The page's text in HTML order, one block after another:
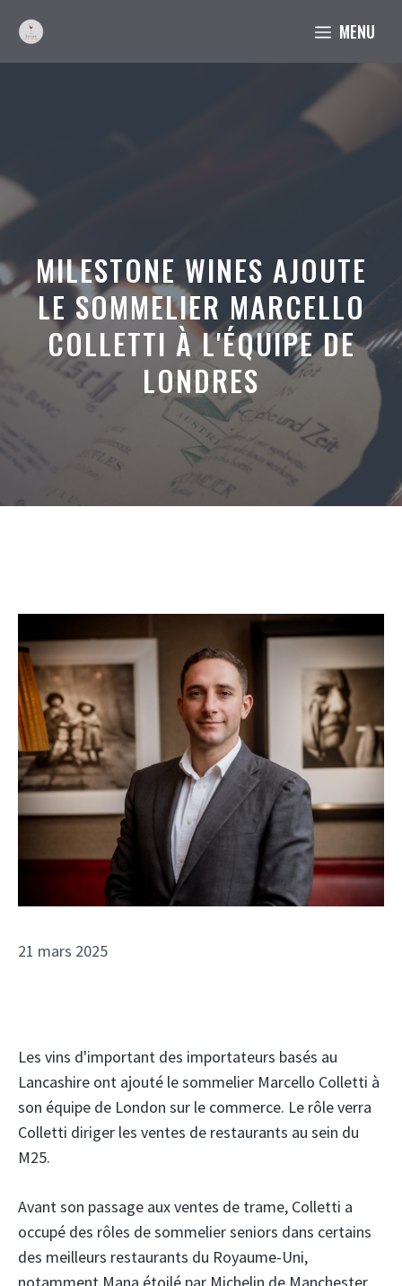
contenu
MENU
MILESTONE WINES AJOUTE
LE SOMMELIER MARCELLO
COLLETTI À L'ÉQUIPE DE
LONDRES
21 mars 2025
Les vins d'important des importateurs basés au
Lancashire ont ajouté le sommelier Marcello Colletti à
son équipe de London sur le commerce. Le rôle verra
Colletti diriger les ventes de restaurants au sein du
M25.
Avant son passage aux ventes de trame, Colletti a
occupé des rôles de sommelier seniors dans certains
des meilleurs restaurants du Royaume-Uni,